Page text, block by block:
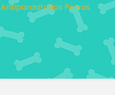
Antiparasitarios Perros